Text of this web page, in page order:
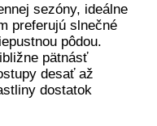
sezóny, ideálne
preferujú slnečné
pôdou.
pätnásť
desať až
dostatok